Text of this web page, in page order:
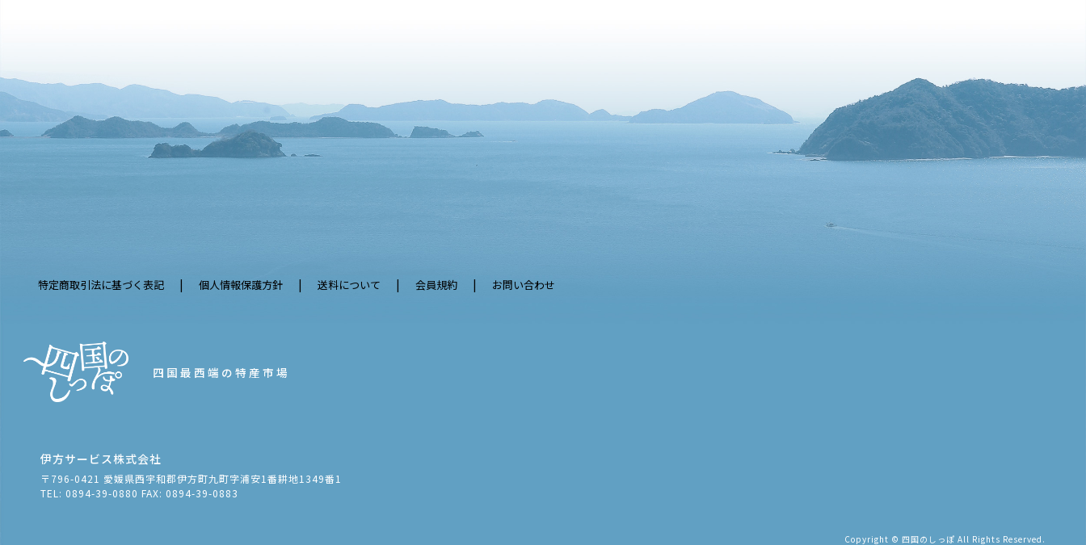
特定商取引法に基づく表記 個人情報保護方針 送料について 会員規約 お問い合わせ
四国最西端の特産市場
伊方サービス株式会社
〒796-0421 愛媛県西宇和郡伊方町九町字浦安1番耕地1349番1
TEL: 0894-39-0880 FAX: 0894-39-0883
Copyright © 四国のしっぽ All Rights Reserved.